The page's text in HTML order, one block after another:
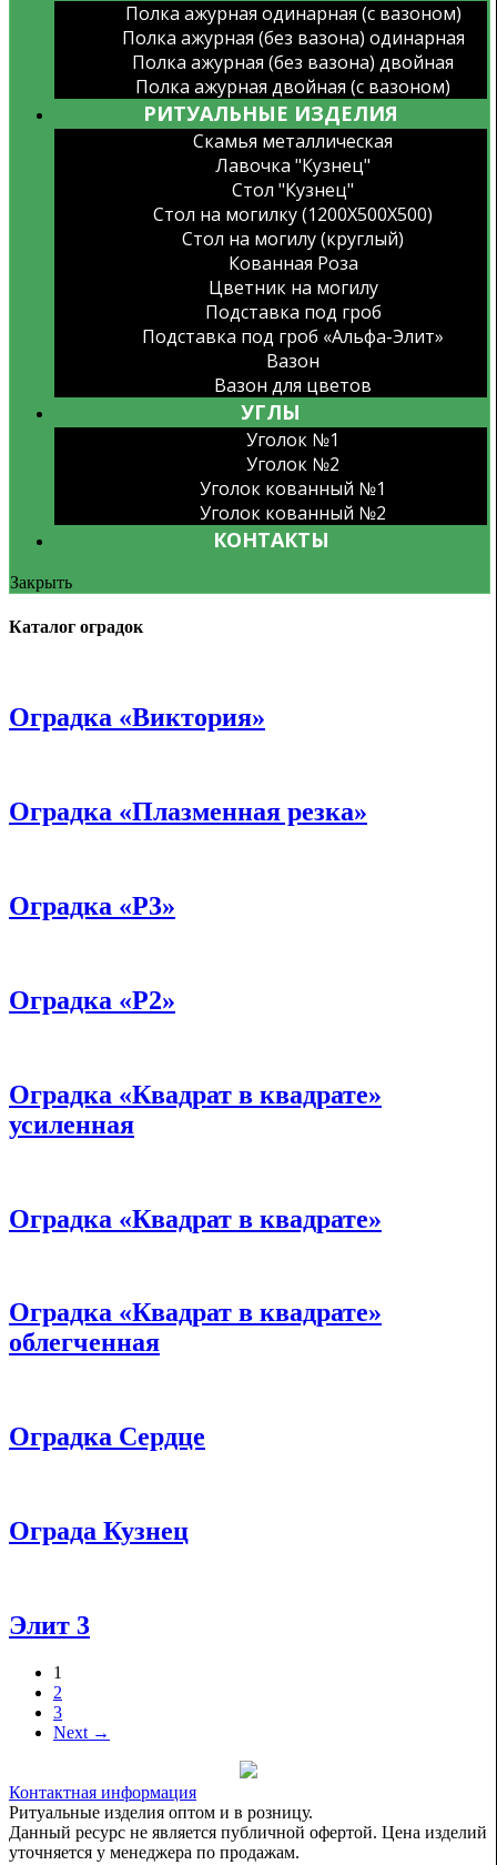
Полка ажурная одинарная (с вазоном)
Полка ажурная (без вазона) одинарная
Полка ажурная (без вазона) двойная
Полка ажурная двойная (с вазоном)
РИТУАЛЬНЫЕ ИЗДЕЛИЯ
Скамья металлическая
Лавочка "Кузнец"
Стол "Кузнец"
Стол на могилку (1200X500X500)
Стол на могилу (круглый)
Кованная Роза
Цветник на могилу
Подставка под гроб
Подставка под гроб «Альфа-Элит»
Вазон
Вазон для цветов
УГЛЫ
Уголок №1
Уголок №2
Уголок кованный №1
Уголок кованный №2
КОНТАКТЫ
Закрыть
Каталог оградок
Оградка «Виктория»
Оградка «Плазменная резка»
Оградка «Р3»
Оградка «Р2»
Оградка «Квадрат в квадрате»
усиленная
Оградка «Квадрат в квадрате»
Оградка «Квадрат в квадрате»
облегченная
Оградка Сердце
Ограда Кузнец
Элит 3
1
2
3
Next →
Контактная информация
Ритуальные изделия оптом и в розницу.
Данный ресурс не является публичной офертой. Цена изделий
уточняется у менеджера по продажам.